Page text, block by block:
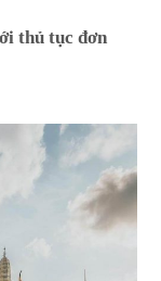
thủ tục đơn